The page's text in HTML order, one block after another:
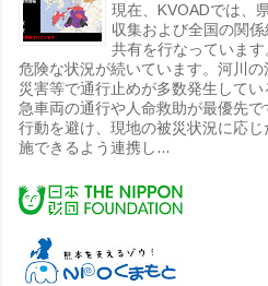
現在、KVOADでは、
収集および全国の関
共有を行なっていま
危険な状況が続いています。河川の
災害等で通行止めが多数発生してい
急車両の通行や人命救助が最優先で
行動を避け、現地の被災状況に応じ
施できるよう連携し...